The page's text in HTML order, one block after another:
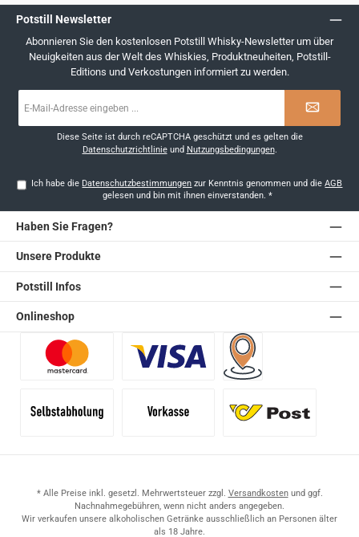
Potstill Newsletter
Abonnieren Sie den kostenlosen Potstill Whisky-Newsletter um über
Neuigkeiten aus der Welt des Whiskies, Produktneuheiten, Potstill-
Editions und Verkostungen informiert zu werden.
Mail-
Diese Seite ist durch reCAPTCHA geschützt und es gelten die
Datenschutzrichtlinieund Nutzungsbedingungen.
Ich habe die Datenschutzbestimmungen zur Kenntnis genommen und dieAGB
gelesen und bin mit ihnen einverstanden. *
Haben Sie Fragen?
Unsere Produkte
Potstill Infos
Onlineshop
* Alle Preise inkl. gesetzl. Mehrwertsteuer zzgl. Versandkostenund ggf.
Nachnahmegebühren, wenn nicht anders angegeben.
Wir verkaufen unsere alkoholischen Getränke ausschließlich an Personen älter
als 18 Jahre.